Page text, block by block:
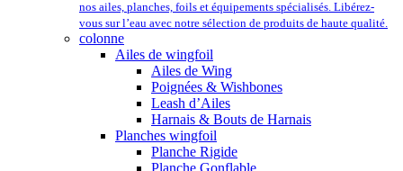
nos ailes, planches, foils et équipements spécialisés. Libérez-
vous sur l’eau avec notre sélection de produits de haute qualité.
colonne
Ailes de wingfoil
Ailes de Wing
Poignées & Wishbones
Leash d’Ailes
Harnais & Bouts de Harnais
Planches wingfoil
Planche Rigide
Planche Gonflable